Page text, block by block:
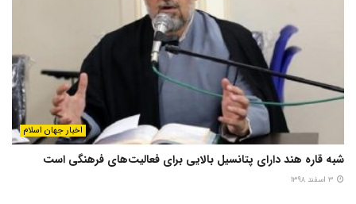
اخبار جهان اسلام
شبه قاره هند دارای پتانسیل بالایی برای فعالیت‌های فرهنگی است